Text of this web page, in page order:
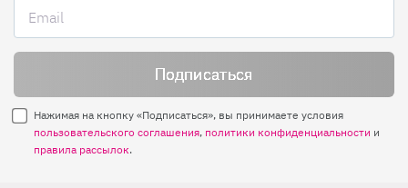
Нажимая на кнопку «Подписаться», вы принимаете условия
пользовательского соглашения, политики конфиденциальности и
правила рассылок.